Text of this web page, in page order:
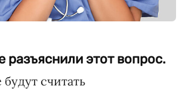
разъяснили этот вопрос.
считать